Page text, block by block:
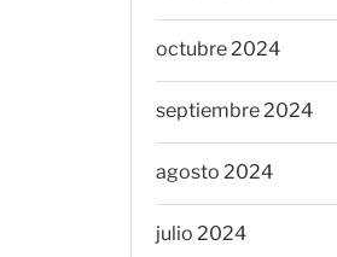
octubre 2024
septiembre 2024
agosto 2024
julio 2024